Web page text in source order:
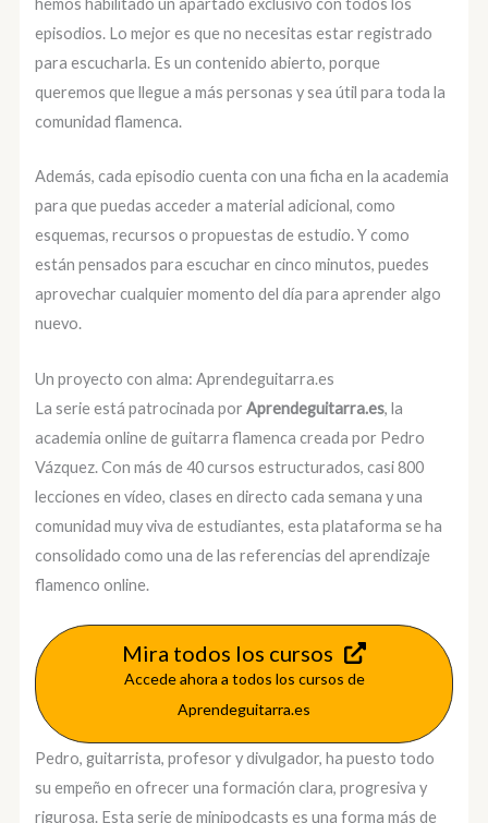
hemos habilitado un apartado exclusivo con todos los
episodios. Lo mejor es que no necesitas estar registrado
para escucharla. Es un contenido abierto, porque
queremos que llegue a más personas y sea útil para toda la
comunidad flamenca.
Además, cada episodio cuenta con una ficha en la academia
para que puedas acceder a material adicional, como
esquemas, recursos o propuestas de estudio. Y como
están pensados para escuchar en cinco minutos, puedes
aprovechar cualquier momento del día para aprender algo
nuevo.
Un proyecto con alma: Aprendeguitarra.es
La serie está patrocinada porAprendeguitarra.es, la
academia online de guitarra flamenca creada por Pedro
Vázquez. Con más de 40 cursos estructurados, casi 800
lecciones en vídeo, clases en directo cada semana y una
comunidad muy viva de estudiantes, esta plataforma se ha
consolidado como una de las referencias del aprendizaje
flamenco online.
Mira todos los cursos
Accede ahora a todos los cursos de
Aprendeguitarra.es
Pedro, guitarrista, profesor y divulgador, ha puesto todo
su empeño en ofrecer una formación clara, progresiva y
rigurosa. Esta serie de minipodcasts es una forma más de